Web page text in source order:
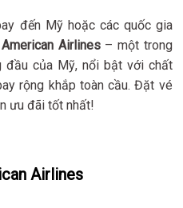
đến Mỹ hoặc các quốc gia
American Airlines– một trong
đầu của Mỹ, nổi bật với chất
rộng khắp toàn cầu. Đặt vé
ưu đãi tốt nhất!
Airlines